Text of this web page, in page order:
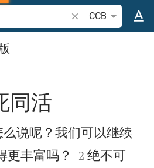
搜索圣经经文或单词
CCB
同活
说呢？我们可以继续
更丰富吗？


2 绝不可